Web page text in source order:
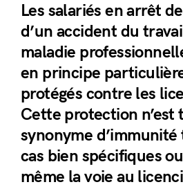
Les salariés en arrêt
d’un accident du
maladie
en principe
protégés contre les
Cette protection n’est
synonyme
cas bien spécifiques
même la voie au